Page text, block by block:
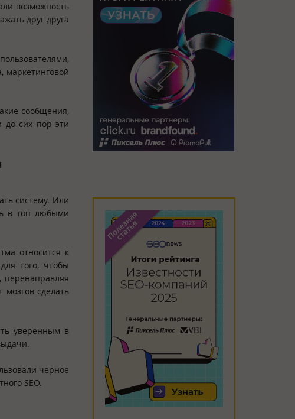
возможность
друг друга
маркетинговой
сообщения,
до сих пор эти
систему. Или
в топ любыми
относится к
того, чтобы
перенаправляя
мозгов сделать
уверенным в
черное
SEO.